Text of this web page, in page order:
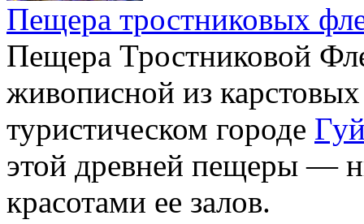
Пещера тростниковых
Пещера Тростниковой
живописной из
туристическом городе
этой древней пещеры —
красотами ее залов.